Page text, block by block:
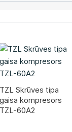
TZL Skrūves tipa
gaisa kompresors
TZL-60A2